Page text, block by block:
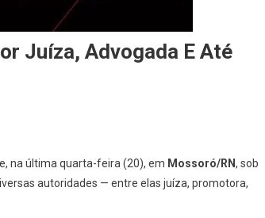
Juíza, Advogada E Até
na última quarta-feira (20), em Mossoró/RN, sob
autoridades — entre elas juíza, promotora,